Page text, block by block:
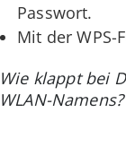
Passwort.
Mit der
Wie klappt bei
WLAN-